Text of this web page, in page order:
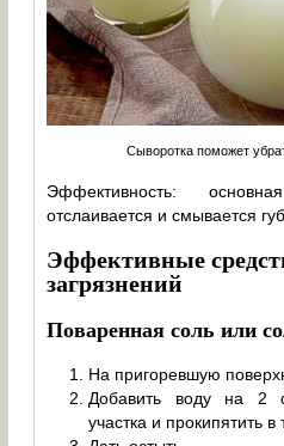
Сыворотка поможет
Эффективность:
отслаивается и смывается
Эффективные
загрязнений
Поваренная соль или
На пригоревшую
Добавить воду на 2
участка и прокипятить